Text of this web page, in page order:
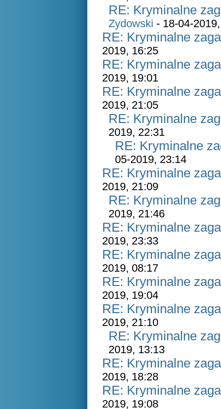
RE: Kryminalne
Zydowski - 18-04-
RE: Kryminalne
2019, 16:25
RE: Kryminalne
2019, 19:01
RE: Kryminalne
2019, 21:05
RE: Kryminalne
2019, 22:31
RE: Kryminalne
05-2019, 23:14
RE: Kryminalne
2019, 21:09
RE: Kryminalne
2019, 21:46
RE: Kryminalne
2019, 23:33
RE: Kryminalne
2019, 08:17
RE: Kryminalne
2019, 19:04
RE: Kryminalne
2019, 21:10
RE: Kryminalne
2019, 13:13
RE: Kryminalne
2019, 18:28
RE: Kryminalne
2019, 19:08